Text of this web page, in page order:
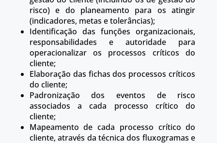
risco) e do planeamento para os atingir
(indicadores, metas e tolerâncias);
Identificação das funções organizacionais,
responsabilidades e autoridade para
operacionalizar os processos críticos do
cliente;
Elaboração das fichas dos processos críticos
do cliente;
Padronização dos eventos de risco
associados a cada processo crítico do
cliente;
Mapeamento de cada processo crítico do
cliente, através da técnica dos fluxogramas e